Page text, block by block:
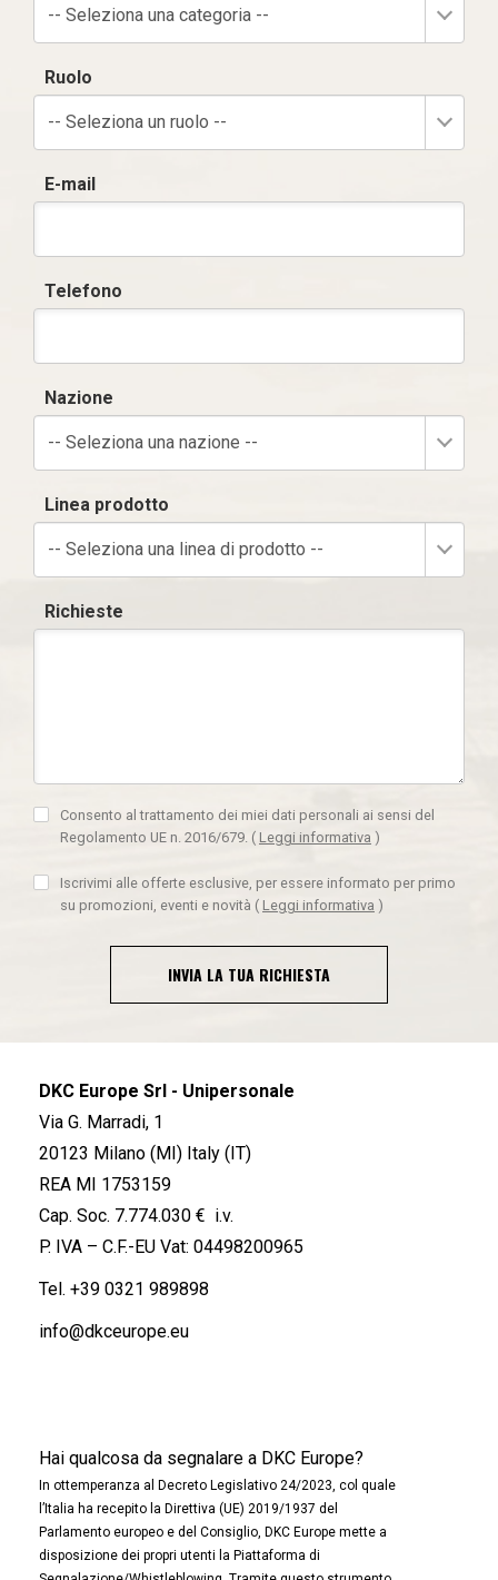
-- Seleziona una categoria --
Ruolo
-- Seleziona un ruolo --
E-mail
Telefono
Nazione
-- Seleziona una nazione --
Linea prodotto
-- Seleziona una linea di prodotto --
Richieste
Consento al trattamento dei miei dati personali ai sensi del
Regolamento UE n. 2016/679. ( Leggi informativa )
Iscrivimi alle offerte esclusive, per essere informato per primo
su promozioni, eventi e novità ( Leggi informativa )
INVIA LA TUA RICHIESTA
DKC Europe Srl - Unipersonale
Via G. Marradi, 1
20123 Milano (MI) Italy (IT)
REA MI 1753159
Cap. Soc. 7.774.030 € i.v.
P. IVA – C.F.-EU Vat: 04498200965
Tel. +39 0321 989898
info@dkceurope.eu
Hai qualcosa da segnalare a DKC Europe?
In ottemperanza al Decreto Legislativo 24/2023, col quale
l’Italia ha recepito la Direttiva (UE) 2019/1937 del
Parlamento europeo e del Consiglio, DKC Europe mette a
disposizione dei propri utenti la Piattaforma di